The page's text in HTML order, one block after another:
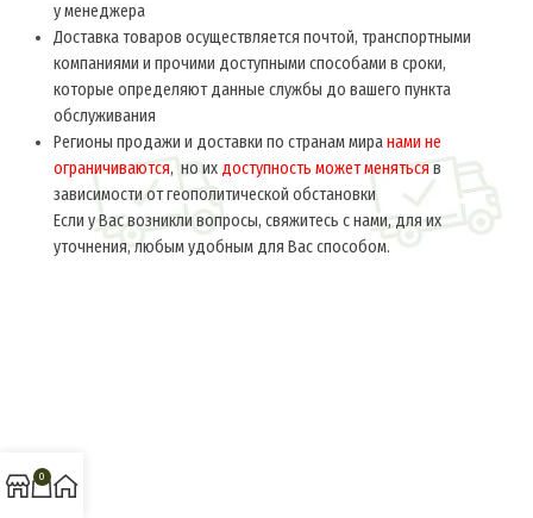
у менеджера
Доставка товаров осуществляется почтой, транспортными
компаниями и прочими доступными способами в сроки,
которые определяют данные службы до вашего пункта
обслуживания
Регионы продажи и доставки по странам миранами не
ограничиваются, но их доступность может меняться в
зависимости от геополитической обстановки
Если у Вас возникли вопросы, свяжитесь с нами, для их
уточнения, любым удобным для Вас способом.
0